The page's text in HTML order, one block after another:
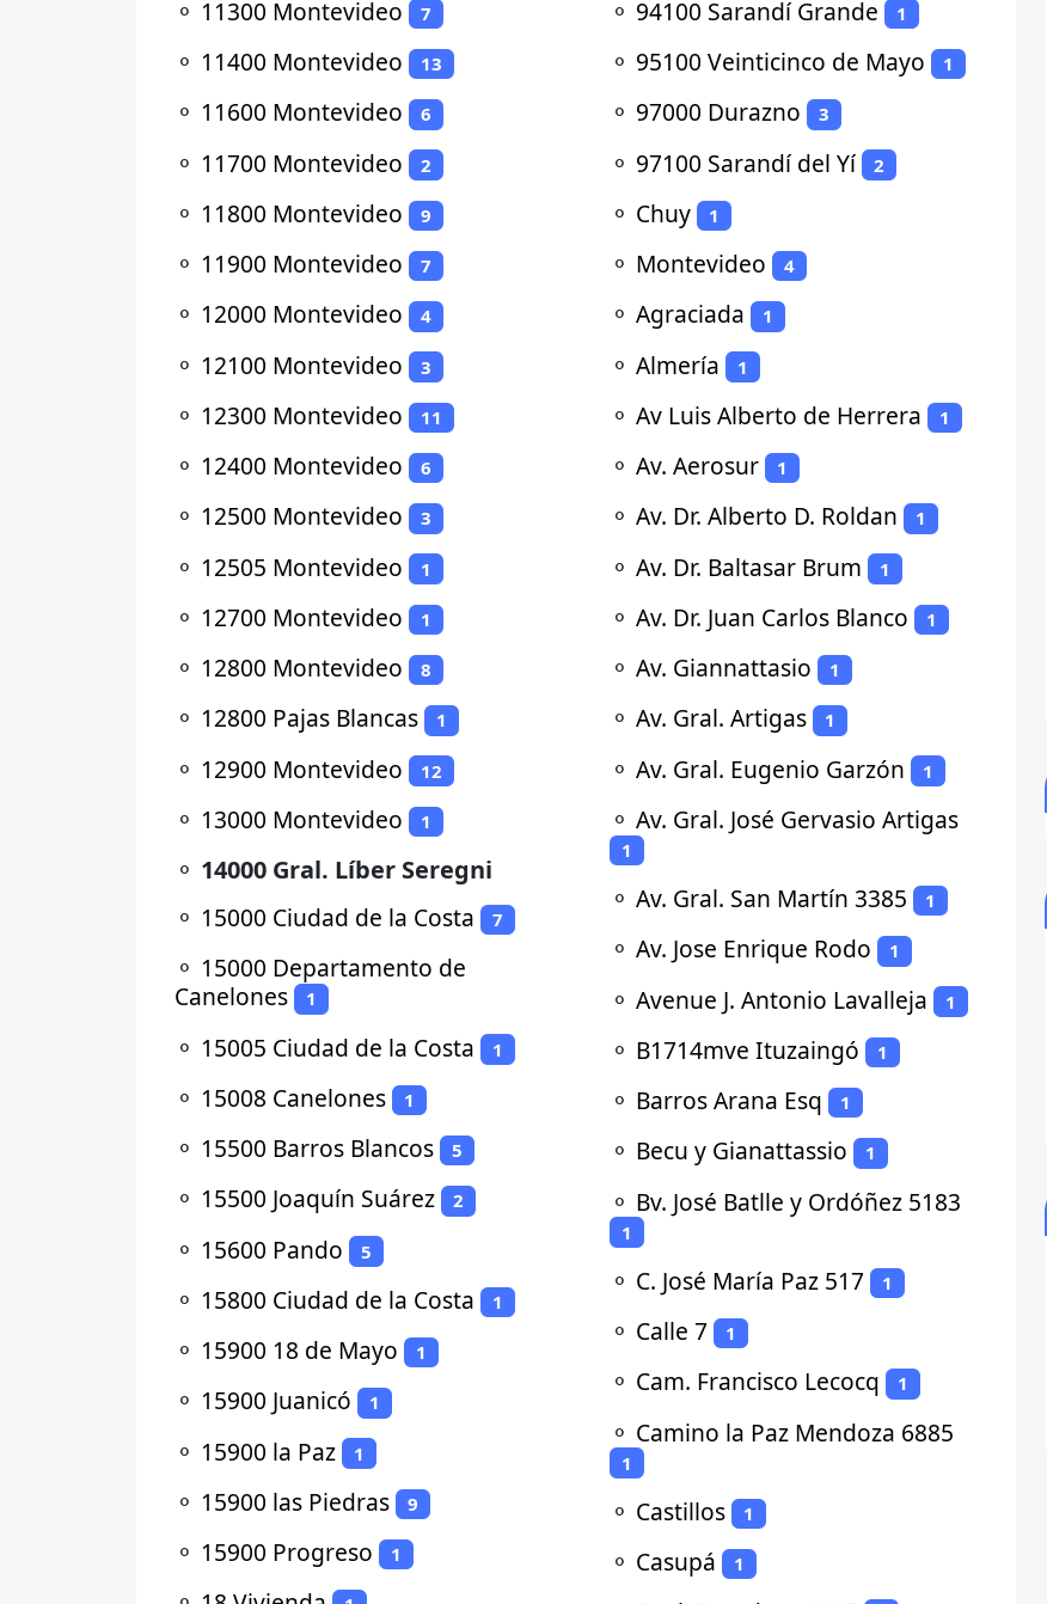
⚬ 11300 Montevideo 7
⚬ 11400 Montevideo 13
⚬ 11600 Montevideo 6
⚬ 11700 Montevideo 2
⚬ 11800 Montevideo 9
⚬ 11900 Montevideo 7
⚬ 12000 Montevideo 4
⚬ 12100 Montevideo 3
⚬ 12300 Montevideo 11
⚬ 12400 Montevideo 6
⚬ 12500 Montevideo 3
⚬ 12505 Montevideo 1
⚬ 12700 Montevideo 1
⚬ 12800 Montevideo 8
⚬ 12800 Pajas Blancas 1
⚬ 12900 Montevideo 12
⚬ 13000 Montevideo 1
⚬ 14000 Gral. Líber Seregni
⚬ 15000 Ciudad de la Costa 7
⚬ 15000 Departamento de
Canelones
1
⚬ 15005 Ciudad de la Costa 1
⚬ 15008 Canelones 1
⚬ 15500 Barros Blancos 5
⚬ 15500 Joaquín Suárez 2
⚬ 15600 Pando 5
⚬ 15800 Ciudad de la Costa 1
⚬ 15900 18 de Mayo 1
⚬ 15900 Juanicó 1
⚬ 15900 la Paz 1
⚬ 15900 las Piedras 9
⚬ 15900 Progreso 1
⚬ 94100 Sarandí Grande 1
⚬ 95100 Veinticinco de Mayo 1
⚬ 97000 Durazno 3
⚬ 97100 Sarandí del Yí 2
⚬ Chuy 1
⚬ Montevideo 4
⚬ Agraciada 1
⚬ Almería 1
⚬ Av Luis Alberto de Herrera 1
⚬ Av. Aerosur 1
⚬ Av. Dr. Alberto D. Roldan 1
⚬ Av. Dr. Baltasar Brum 1
⚬ Av. Dr. Juan Carlos Blanco 1
⚬ Av. Giannattasio 1
⚬ Av. Gral. Artigas 1
⚬ Av. Gral. Eugenio Garzón 1
⚬ Av. Gral. José Gervasio Artigas
1
⚬ Av. Gral. San Martín 3385 1
⚬ Av. Jose Enrique Rodo 1
⚬ Avenue J. Antonio Lavalleja 1
⚬ B1714mve Ituzaingó 1
⚬ Barros Arana Esq 1
⚬ Becu y Gianattassio 1
⚬ Bv. José Batlle y Ordóñez 5183
1
⚬ C. José María Paz 517 1
⚬ Calle 7 1
⚬ Cam. Francisco Lecocq 1
⚬ Camino la Paz Mendoza 6885
1
⚬ Castillos 1
⚬ Casupá 1